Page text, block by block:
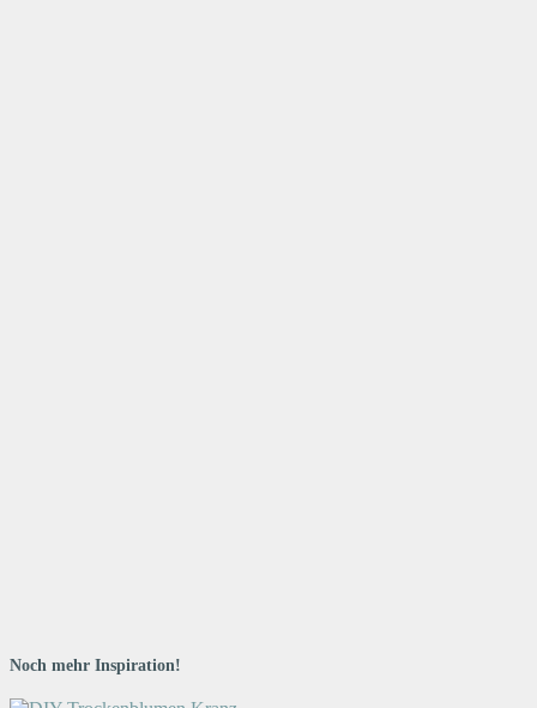
Noch mehr Inspiration!